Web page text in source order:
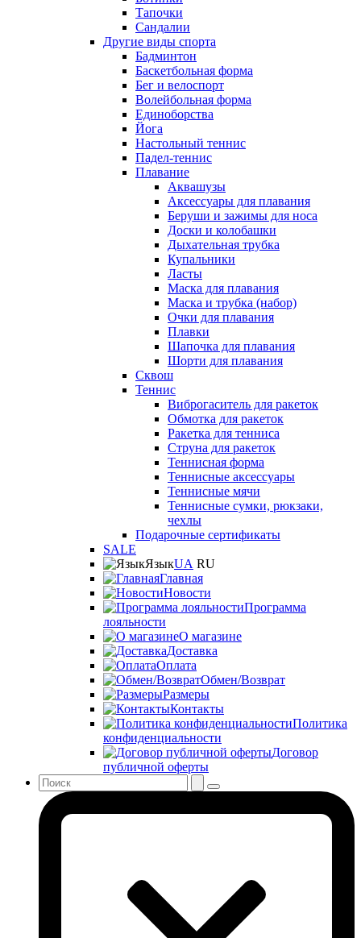
Тапочки
Сандалии
Другие виды спорта
Бадминтон
Баскетбольная форма
Бег и велоспорт
Волейбольная форма
Единоборства
Йога
Настольный теннис
Падел-теннис
Плавание
Аквашузы
Аксессуары для плавания
Беруши и зажимы для носа
Доски и колобашки
Дыхательная трубка
Купальники
Ласты
Маска для плавания
Маска и трубка (набор)
Очки для плавания
Плавки
Шапочка для плавания
Шорти для плавания
Сквош
Теннис
Виброгаситель для ракеток
Обмотка для ракеток
Ракетка для тенниса
Струна для ракеток
Теннисная форма
Теннисные аксессуары
Теннисные мячи
Теннисные сумки, рюкзаки,
чехлы
Подарочные сертификаты
SALE
ЯзыкUA RU
Главная
Новости
Программа
лояльности
О магазине
Доставка
Оплата
Обмен/Возврат
Размеры
Контакты
Политика
конфиденциальности
Договор
публичной оферты